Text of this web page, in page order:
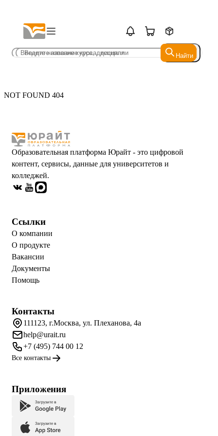
Найти
Найти
NOT FOUND 404
Образовательная платформа Юрайт - это цифровой
контент, сервисы, данные для университетов и
колледжей.
Ссылки
О компании
О продукте
Вакансии
Документы
Помощь
Контакты
111123, г.Москва, ул. Плеханова, 4а
help@urait.ru
+7 (495) 744 00 12
Все контакты
Приложения